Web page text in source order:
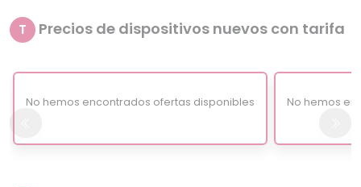
T Precios de dispositivos nuevos con tarifa
No hemos encontrados ofertas disponibles No hemos